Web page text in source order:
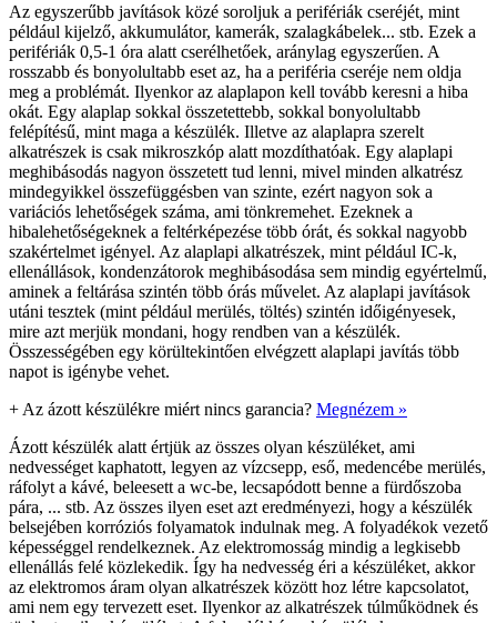
Az egyszerűbb javítások közé soroljuk a perifériák cseréjét, mint
például kijelző, akkumulátor, kamerák, szalagkábelek... stb. Ezek a
perifériák 0,5-1 óra alatt cserélhetőek, aránylag egyszerűen. A
rosszabb és bonyolultabb eset az, ha a periféria cseréje nem oldja
meg a problémát. Ilyenkor az alaplapon kell tovább keresni a hiba
okát. Egy alaplap sokkal összetettebb, sokkal bonyolultabb
felépítésű, mint maga a készülék. Illetve az alaplapra szerelt
alkatrészek is csak mikroszkóp alatt mozdíthatóak. Egy alaplapi
meghibásodás nagyon összetett tud lenni, mivel minden alkatrész
mindegyikkel összefüggésben van szinte, ezért nagyon sok a
variációs lehetőségek száma, ami tönkremehet. Ezeknek a
hibalehetőségeknek a feltérképezése több órát, és sokkal nagyobb
szakértelmet igényel. Az alaplapi alkatrészek, mint például IC-k,
ellenállások, kondenzátorok meghibásodása sem mindig egyértelmű,
aminek a feltárása szintén több órás művelet. Az alaplapi javítások
utáni tesztek (mint például merülés, töltés) szintén időigényesek,
mire azt merjük mondani, hogy rendben van a készülék.
Összességében egy körültekintően elvégzett alaplapi javítás több
napot is igénybe vehet.
+ Az ázott készülékre miért nincs garancia? Megnézem »
Ázott készülék alatt értjük az összes olyan készüléket, ami
nedvességet kaphatott, legyen az vízcsepp, eső, medencébe merülés,
ráfolyt a kávé, beleesett a wc-be, lecsapódott benne a fürdőszoba
pára, ... stb. Az összes ilyen eset azt eredményezi, hogy a készülék
belsejében korróziós folyamatok indulnak meg. A folyadékok vezető
képességgel rendelkeznek. Az elektromosság mindig a legkisebb
ellenállás felé közlekedik. Így ha nedvesség éri a készüléket, akkor
az elektromos áram olyan alkatrészek között hoz létre kapcsolatot,
ami nem egy tervezett eset. Ilyenkor az alkatrészek túlműködnek és